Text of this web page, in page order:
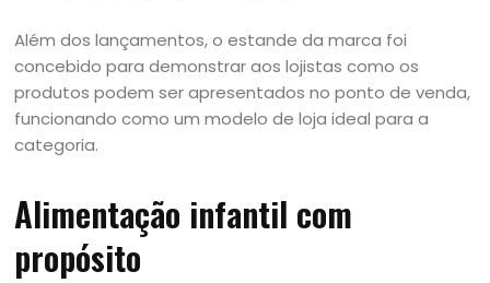
Além dos lançamentos, o estande da marca foi
concebido para demonstrar aos lojistas como os
produtos podem ser apresentados no ponto de venda,
funcionando como um modelo de loja ideal para a
categoria.
Alimentação infantil com
propósito